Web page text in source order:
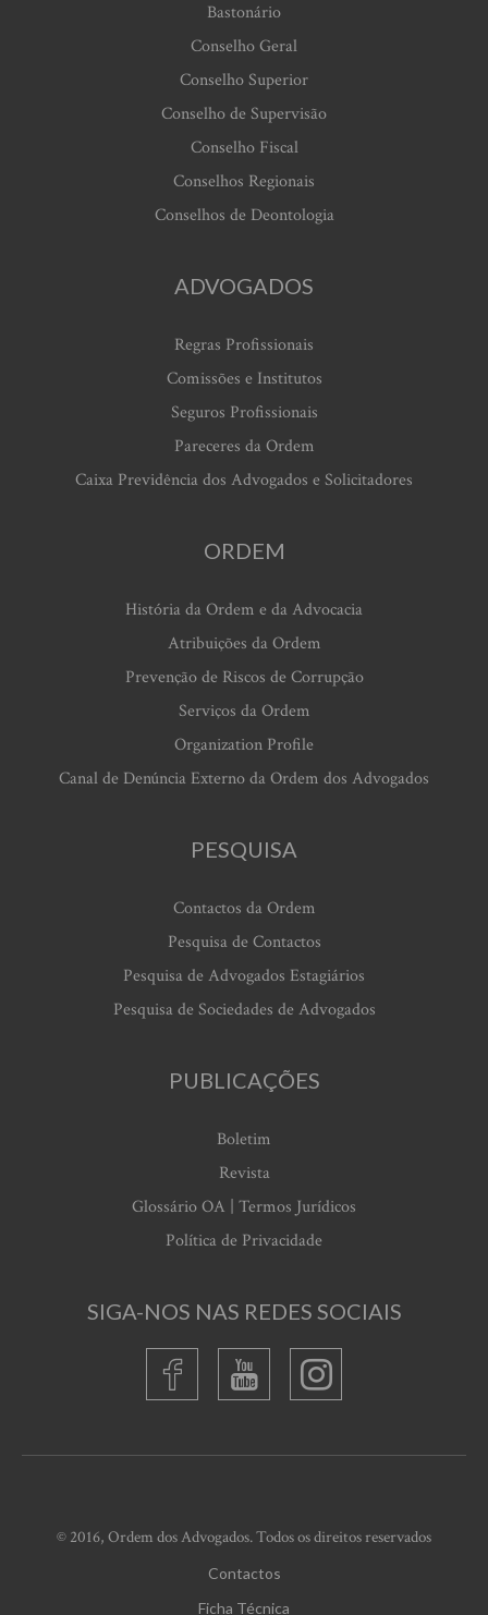
Bastonário
Conselho Geral
Conselho Superior
Conselho de Supervisão
Conselho Fiscal
Conselhos Regionais
Conselhos de Deontologia
ADVOGADOS
Regras Profissionais
Comissões e Institutos
Seguros Profissionais
Pareceres da Ordem
Caixa Previdência dos Advogados e Solicitadores
ORDEM
História da Ordem e da Advocacia
Atribuições da Ordem
Prevenção de Riscos de Corrupção
Serviços da Ordem
Organization Profile
Canal de Denúncia Externo da Ordem dos Advogados
PESQUISA
Contactos da Ordem
Pesquisa de Contactos
Pesquisa de Advogados Estagiários
Pesquisa de Sociedades de Advogados
PUBLICAÇÕES
Boletim
Revista
Glossário OA | Termos Jurídicos
Política de Privacidade
SIGA-NOS NAS REDES SOCIAIS
© 2016, Ordem dos Advogados. Todos os direitos reservados
Contactos
Ficha Técnica